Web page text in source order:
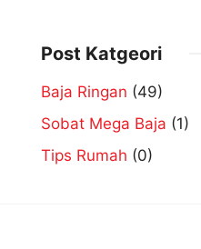
Post Katgeori
Baja Ringan (49)
Sobat Mega Baja (1)
Tips Rumah (0)